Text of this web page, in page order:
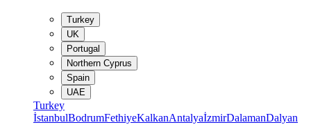
Turkey
UK
Portugal
Northern Cyprus
Spain
UAE
Turkey
İstanbulBodrumFethiyeKalkanAntalyaİzmirDalamanDalyan